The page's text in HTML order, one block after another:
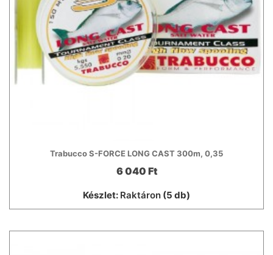
Trabucco S-FORCE LONG CAST 300m, 0,35
6 040 Ft
Készlet: Raktáron (5 db)